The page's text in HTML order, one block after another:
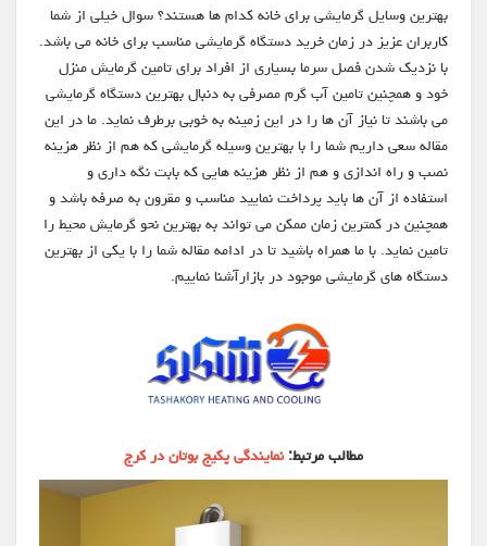
بهترین وسایل گرمایشی برای خانه کدام ها هستند؟ سوال خیلی از شما
کاربران عزیز در زمان خرید دستگاه گرمایشی مناسب برای خانه می باشد.
با نزدیک شدن فصل سرما بسیاری از افراد برای تامین گرمایش منزل
خود و همچنین تامین آب گرم مصرفی به دنبال بهترین دستگاه گرمایشی
می باشند تا نیاز آن ها را در این زمینه به خوبی برطرف نماید. ما در این
مقاله سعی داریم شما را با بهترین وسیله گرمایشی که هم از نظر هزینه
نصب و راه اندازی و هم از نظر هزینه هایی که بابت نگه داری و
استفاده از آن ها باید پرداخت نمایید مناسب و مقرون به صرفه باشد و
همچنین در کمترین زمان ممکن می تواند به بهترین نحو گرمایش محیط را
تامین نماید. با ما همراه باشید تا در ادامه مقاله شما را با یکی از بهترین
دستگاه های گرمایشی موجود در بازارآشنا نماییم.
مطالب مرتبط:نمایندگی پکیج بوتان در کرج